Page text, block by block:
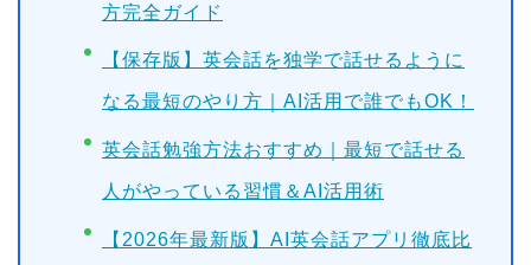
方完全ガイド
【保存版】英会話を独学で話せるように
なる最短のやり方｜AI活用で誰でもOK！
英会話勉強方法おすすめ｜最短で話せる
人がやっている習慣＆AI活用術
【2026年最新版】AI英会話アプリ徹底比